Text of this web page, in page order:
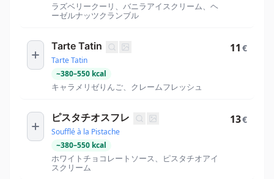
ラズベリークーリ、バニラアイスクリーム、ヘ
ーゼルナッツクランブル
Tarte Tatin
Tarte Tatin
~380–550 kcal
キャラメリゼりんご、クレームフレッシュ
11 €
ピスタチオスフレ
Soufflé à la Pistache
~380–550 kcal
ホワイトチョコレートソース、ピスタチオアイ
スクリーム
13€